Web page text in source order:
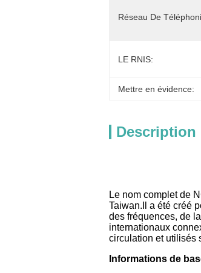
Réseau De
LE RNIS:
Mettre en évidence:
Description
Le nom complet de
Taiwan.Il a été créé
des fréquences, de
internationaux
circulation et utilisés
Informations de